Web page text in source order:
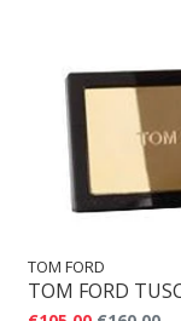
TOM FORD
TOM FORD